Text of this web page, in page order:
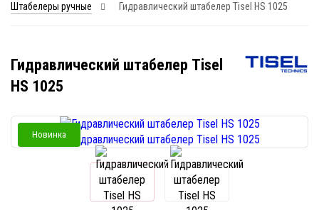
Штабелеры ручные
Гидравлический штабелер Tisel HS 1025
Гидравлический штабелер Tisel
HS 1025
Новинка